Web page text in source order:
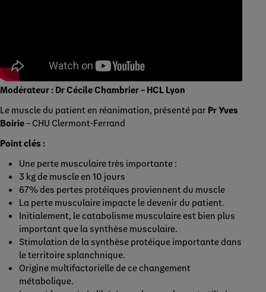
Modérateur : Dr Cécile Chambrier – HCL Lyon
Le muscle du patient en réanimation, présenté par Pr Yves
Boirie– CHU Clermont-Ferrand
Point clés :
Une perte musculaire très importante :
3 kg de muscle en 10 jours
67% des pertes protéiques proviennent du muscle
La perte musculaire impacte le devenir du patient.
Initialement, le catabolisme musculaire est bien plus
important que la synthèse musculaire.
Stimulation de la synthèse protéique importante dans
le territoire splanchnique.
Origine multifactorielle de ce changement
métabolique.